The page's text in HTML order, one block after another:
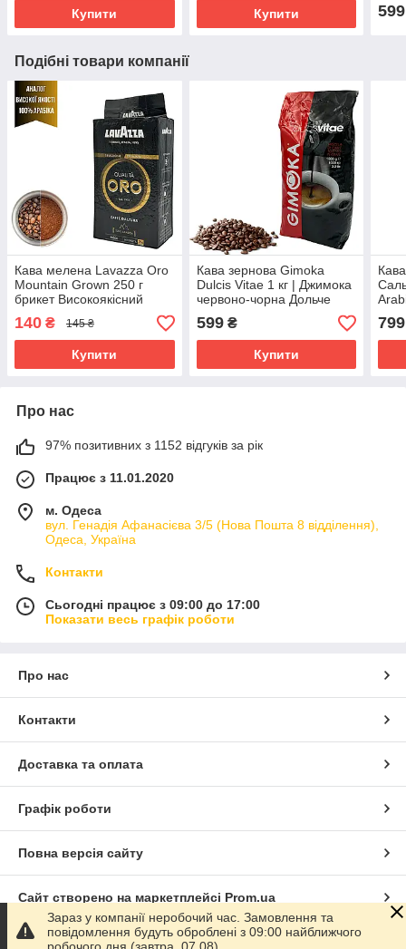
Купити Купити 599
Подібні товари компанії
Кава мелена Lavazza Oro
Mountain Grown 250 г
брикет Високоякісний
аналог Польща
140 ₴ 145 ₴
Купити
Кава зернова Gimoka
Dulcis Vitae 1 кг | Джимока
червоно-чорна Дольче
Вітта
599₴
Купити
799
Про нас
97% позитивних з 1152 відгуків за рік
Працює з 11.01.2020
м. Одеса
вул. Генадія Афанасієва 3/5 (Нова Пошта 8 відділення),
Одеса, Україна
Контакти
Сьогодні працює з 09:00 до 17:00
Показати весь графік роботи
Про нас
Контакти
Доставка та оплата
Графік роботи
Повна версія сайту
Сайт створено на маркетплейсі Prom.ua
Політика конфіденційності
Зараз у компанії неробочий час. Замовлення та
повідомлення будуть оброблені з 09:00 найближчого